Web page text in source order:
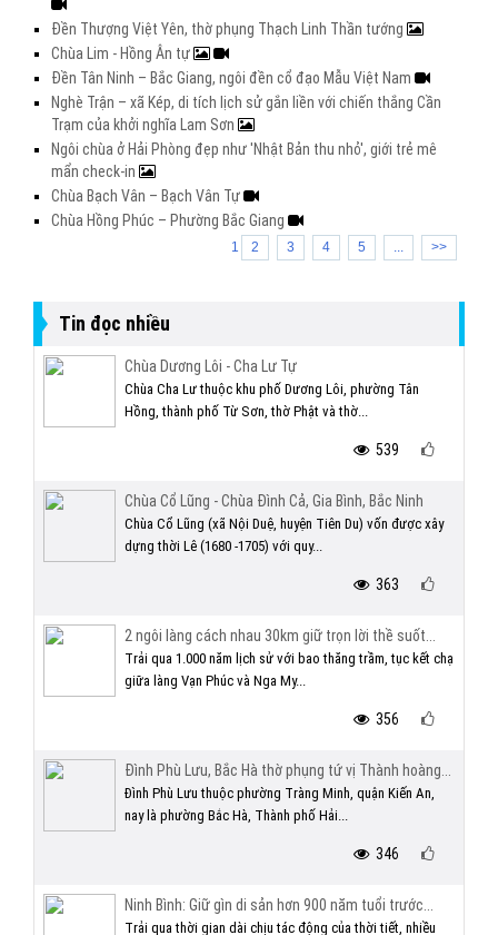
Đền Thượng Việt Yên, thờ phụng Thạch Linh Thần tướng
Chùa Lim - Hồng Ân tự
Đền Tân Ninh – Bắc Giang, ngôi đền cổ đạo Mẫu Việt Nam
Nghè Trận – xã Kép, di tích lịch sử gắn liền với chiến thắng Cần
Trạm của khởi nghĩa Lam Sơn
Ngôi chùa ở Hải Phòng đẹp như 'Nhật Bản thu nhỏ', giới trẻ mê
mẩn check-in
Chùa Bạch Vân – Bạch Vân Tự
Chùa Hồng Phúc – Phường Bắc Giang
1 2 3 4 5 ... >>
Tin đọc nhiều
Chùa Dương Lôi - Cha Lư Tự
Chùa Cha Lư thuộc khu phố Dương Lôi, phường Tân
Hồng, thành phố Từ Sơn, thờ Phật và thờ...
539
Chùa Cổ Lũng - Chùa Đình Cả, Gia Bình, Bắc Ninh
Chùa Cổ Lũng (xã Nội Duệ, huyện Tiên Du) vốn được xây
dựng thời Lê (1680 -1705) với quy...
363
2 ngôi làng cách nhau 30km giữ trọn lời thề suốt...
Trải qua 1.000 năm lịch sử với bao thăng trầm, tục kết chạ
giữa làng Vạn Phúc và Nga My...
356
Đình Phù Lưu, Bắc Hà thờ phụng tứ vị Thành hoàng...
Đình Phù Lưu thuộc phường Tràng Minh, quận Kiến An,
nay là phường Bắc Hà, Thành phố Hải...
346
Ninh Bình: Giữ gìn di sản hơn 900 năm tuổi trước...
Trải qua thời gian dài chịu tác động của thời tiết, nhiều